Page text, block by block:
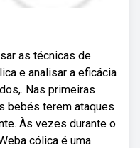
as técnicas de
e analisar a eficácia
Nas primeiras
bebés terem ataques
Às vezes durante o
cólica é uma